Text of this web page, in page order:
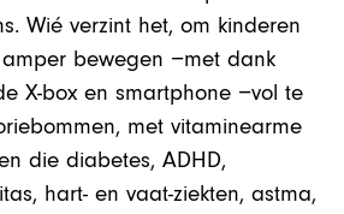
Wié verzint het, om kinderen
bewegen −met dank
X-box en smartphone −vol te
met vitaminearme
die diabetes, ADHD,
hart- en vaat-ziekten, astma,